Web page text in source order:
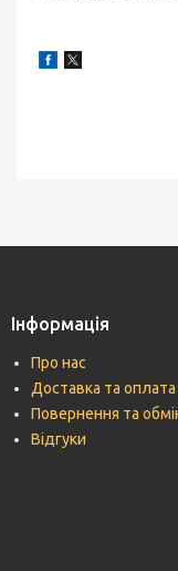
Інформація
Про нас
Доставка та оплата
Повернення та
Відгуки